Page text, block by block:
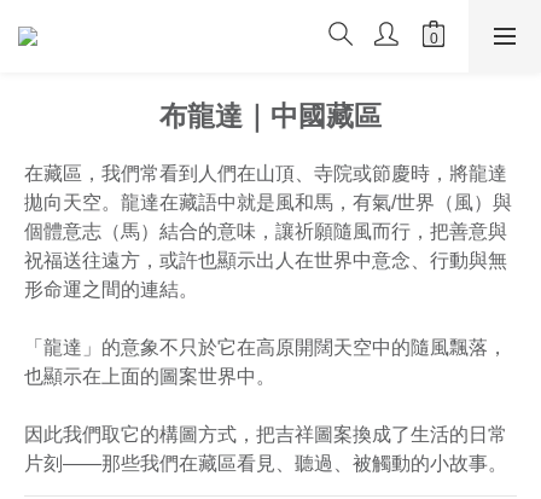
布龍達｜中國藏區
在藏區，我們常看到人們在山頂、寺院或節慶時，將龍達
拋向天空。龍達在藏語中就是風和馬，有氣/世界（風）與
個體意志（馬）結合的意味，讓祈願隨風而行，把善意與
祝福送往遠方，或許也顯示出人在世界中意念、行動與無
形命運之間的連結。
「龍達」的意象不只於它在高原開闊天空中的隨風飄落，
也顯示在上面的圖案世界中。
因此我們取它的構圖方式，把吉祥圖案換成了生活的日常
片刻——那些我們在藏區看見、聽過、被觸動的小故事。